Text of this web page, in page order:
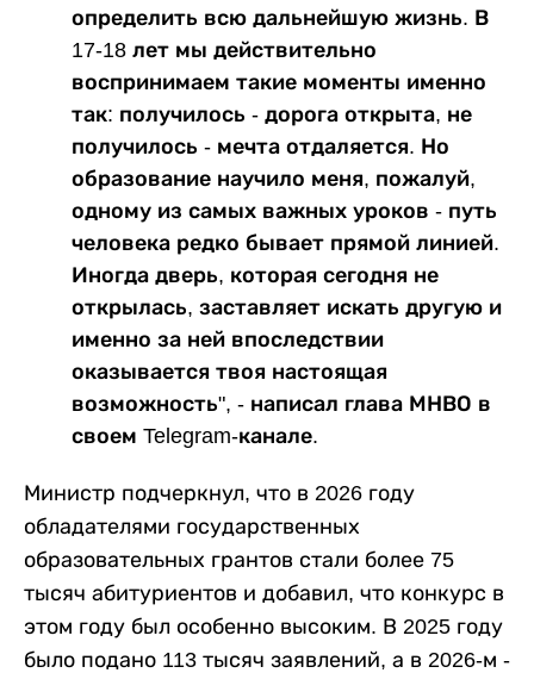
определить всю дальнейшую жизнь. В
17-18 лет мы действительно
воспринимаем такие моменты именно
так: получилось - дорога открыта, не
получилось - мечта отдаляется. Но
образование научило меня, пожалуй,
одному из самых важных уроков - путь
человека редко бывает прямой линией.
Иногда дверь, которая сегодня не
открылась, заставляет искать другую и
именно за ней впоследствии
оказывается твоя настоящая
возможность", - написал глава МНВО в
своем Telegram-канале.
Министр подчеркнул, что в 2026 году
обладателями государственных
образовательных грантов стали более 75
тысяч абитуриентов и добавил, что конкурс в
этом году был особенно высоким. В 2025 году
было подано 113 тысяч заявлений, а в 2026-м -